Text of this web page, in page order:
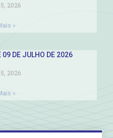
2026
»
09 DE JULHO DE 2026
2026
»